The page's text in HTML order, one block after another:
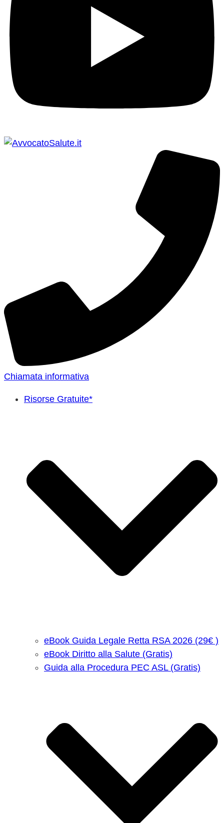
Chiamata informativa
Risorse Gratuite*
eBook Guida Legale Retta RSA 2026 (29€ )
eBook Diritto alla Salute (Gratis)
Guida alla Procedura PEC ASL (Gratis)